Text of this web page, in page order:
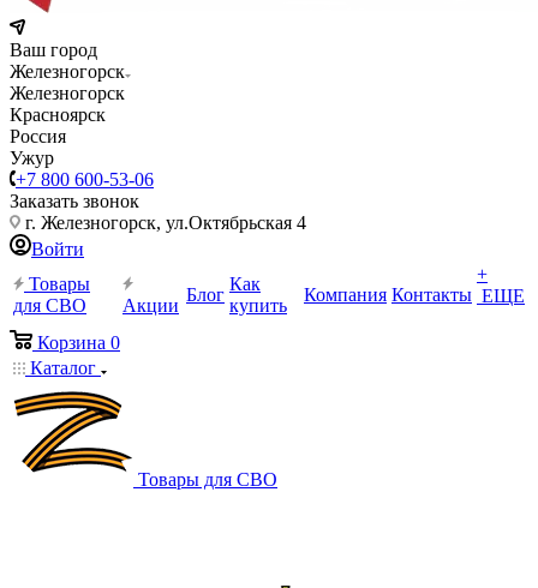
Ваш город
Железногорск
Железногорск
Красноярск
Россия
Ужур
+7 800 600-53-06
Заказать звонок
г. Железногорск, ул.Октябрьская 4
Войти
Товары
для СВО
Акции
Блог
Как
купить
Компания Контакты
+
ЕЩЕ
Корзина 0
Каталог
Товары для СВО